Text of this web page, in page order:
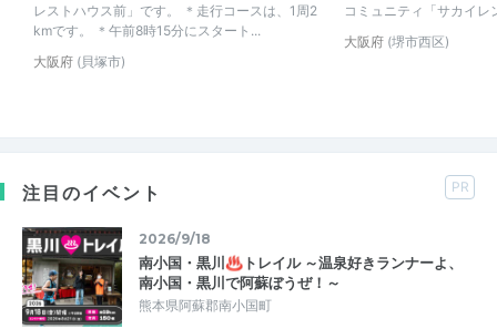
レストハウス前」です。 ＊走行コースは、1周2
kmです。 ＊午前8時15分にスタート...
大阪府 (貝塚市)
コミュニティ「サカイレ
大阪府 (堺市西区)
注目のイベント PR
2026/9/18
南小国・黒川♨トレイル ～温泉好きランナーよ、
南小国・黒川で阿蘇ぼうぜ！～
熊本県阿蘇郡南小国町